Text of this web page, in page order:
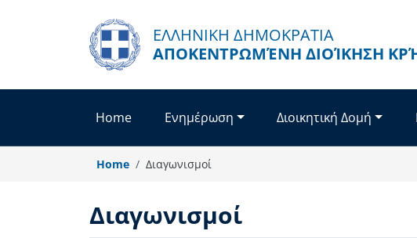
ΕΛΛΗΝΙΚΗ ΔΗΜΟΚΡΑΤΙΑ
ΑΠΟΚΕΝΤΡΩΜΈΝΗ ΔΙΟΊΚΗΣΗ
Home Ενημέρωση Διοικητική Δομή
Home Διαγωνισμοί
Διαγωνισμοί